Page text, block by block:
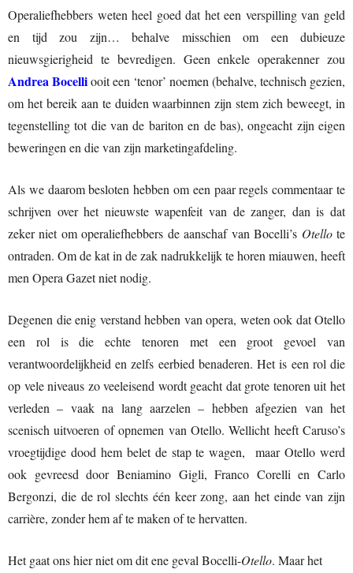
Operaliefhebbers weten heel goed dat het een verspilling van geld
en tijd zou zijn… behalve misschien om een dubieuze
nieuwsgierigheid te bevredigen. Geen enkele operakenner zou
Andrea Bocelliooit een ‘tenor’ noemen (behalve, technisch gezien,
om het bereik aan te duiden waarbinnen zijn stem zich beweegt, in
tegenstelling tot die van de bariton en de bas), ongeacht zijn eigen
beweringen en die van zijn marketingafdeling.
Als we daarom besloten hebben om een paar regels commentaar te
schrijven over het nieuwste wapenfeit van de zanger, dan is dat
zeker niet om operaliefhebbers de aanschaf van Bocelli’s Otellote
ontraden. Om de kat in de zak nadrukkelijk te horen miauwen, heeft
men Opera Gazet niet nodig.
Degenen die enig verstand hebben van opera, weten ook dat Otello
een rol is die echte tenoren met een groot gevoel van
verantwoordelijkheid en zelfs eerbied benaderen. Het is een rol die
op vele niveaus zo veeleisend wordt geacht dat grote tenoren uit het
verleden – vaak na lang aarzelen – hebben afgezien van het
scenisch uitvoeren of opnemen van Otello. Wellicht heeft Caruso’s
vroegtijdige dood hem belet de stap te wagen, maar Otello werd
ook gevreesd door Beniamino Gigli, Franco Corelli en Carlo
Bergonzi, die de rol slechts één keer zong, aan het einde van zijn
carrière, zonder hem af te maken of te hervatten.
Het gaat ons hier niet om dit ene geval Bocelli-Otello. Maar het